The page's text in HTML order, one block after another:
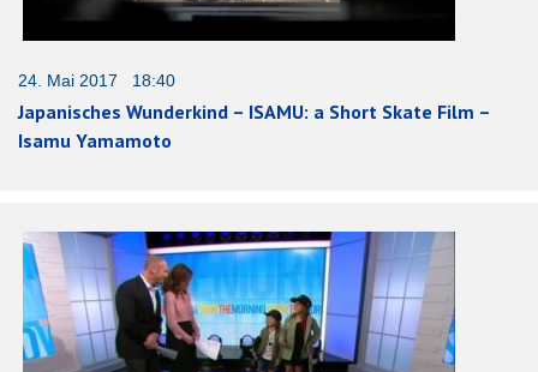
24. Mai 2017 18:40
Japanisches Wunderkind – ISAMU: a Short Skate Film –
Isamu Yamamoto